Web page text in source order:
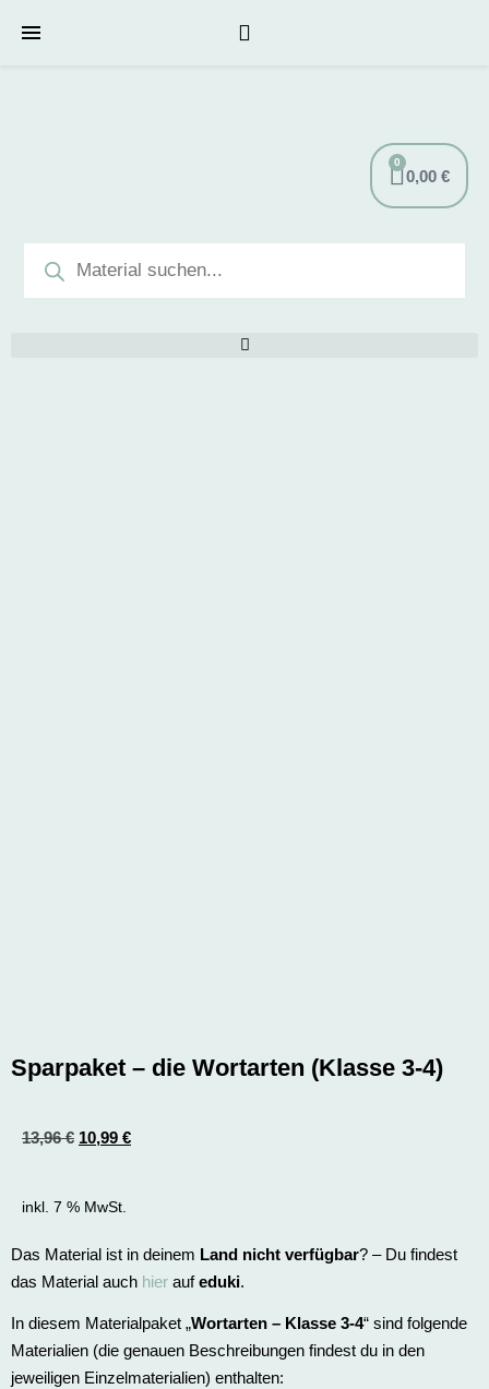
0,00€
0
Sparpaket – die Wortarten (Klasse 3-4)
13,96€ 10,99 €
inkl. 7 % MwSt.
Das Material ist in deinem Land nicht verfügbar? – Du findest
das Material auch hier aufeduki.
In diesem Materialpaket „Wortarten – Klasse 3-4“ sind folgende
Materialien (die genauen Beschreibungen findest du in den
jeweiligen Einzelmaterialien) enthalten: